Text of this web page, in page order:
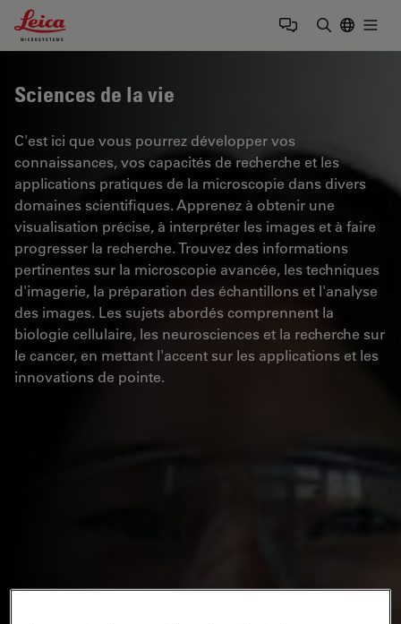
Leica Microsystems Logo
Sciences de la vie
C'est ici que vous pourrez développer vos
connaissances, vos capacités de recherche et les
applications pratiques de la microscopie dans divers
domaines scientifiques. Apprenez à obtenir une
visualisation précise, à interpréter les images et à faire
progresser la recherche. Trouvez des informations
pertinentes sur la microscopie avancée, les techniques
d'imagerie, la préparation des échantillons et l'analyse
des images. Les sujets abordés comprennent la
biologie cellulaire, les neurosciences et la recherche sur
le cancer, en mettant l'accent sur les applications et les
innovations de pointe.